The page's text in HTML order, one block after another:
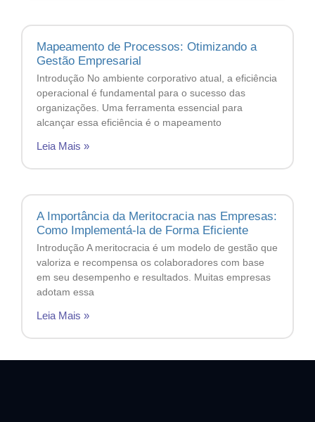
Mapeamento de Processos: Otimizando a
Gestão Empresarial
Introdução No ambiente corporativo atual, a eficiência
operacional é fundamental para o sucesso das
organizações. Uma ferramenta essencial para
alcançar essa eficiência é o mapeamento
Leia Mais »
A Importância da Meritocracia nas Empresas:
Como Implementá-la de Forma Eficiente
Introdução A meritocracia é um modelo de gestão que
valoriza e recompensa os colaboradores com base
em seu desempenho e resultados. Muitas empresas
adotam essa
Leia Mais »